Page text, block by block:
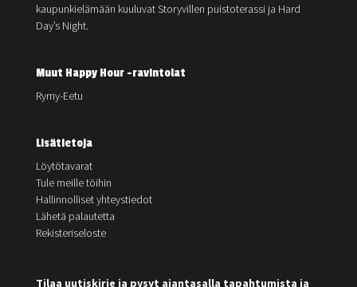
kaupunkielämään kuuluvat Storyvillen puistoterassi ja Hard
Day’s Night.
Muut Happy Hour -ravintolat
Rymy-Eetu
Lisätietoja
Löytötavarat
Tule meille töihin
Hallinnolliset yhteystiedot
Lähetä palautetta
Rekisteriseloste
Tilaa uutiskirje ja pysyt ajantasalla tapahtumista ja